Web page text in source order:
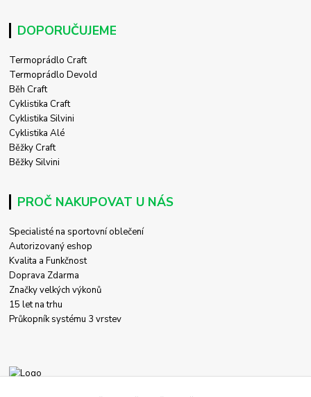
DOPORUČUJEME
Termoprádlo Craft
Termoprádlo Devold
Běh Craft
Cyklistika Craft
Cyklistika Silvini
Cyklistika Alé
Běžky Craft
Běžky Silvini
PROČ NAKUPOVAT U NÁS
Specialisté na sportovní oblečení
Autorizovaný eshop
Kvalita a Funkčnost
Doprava Zdarma
Značky velkých výkonů
15 let na trhu
Průkopník systému 3 vrstev